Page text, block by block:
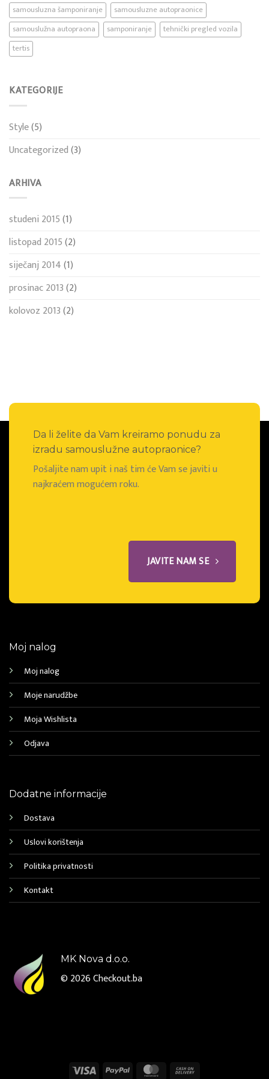
samousluzna šamponiranje
samousluzne autopraonice
samouslužna autopraona
samponiranje
tehnički pregled vozila
tertis
KATEGORIJE
Style(5)
Uncategorized(3)
ARHIVA
studeni 2015(1)
listopad 2015(2)
siječanj 2014(1)
prosinac 2013(2)
kolovoz 2013(2)
Da li želite da Vam kreiramo ponudu za
izradu samouslužne autopraonice?
Pošaljite nam upit i naš tim će Vam se javiti u
najkraćem mogućem roku.
JAVITE NAM SE
Moj nalog
Moj nalog
Moje narudžbe
Moja Wishlista
Odjava
Dodatne informacije
Dostava
Uslovi korištenja
Politika privatnosti
Kontakt
MK Nova d.o.o.
© 2026Checkout.ba